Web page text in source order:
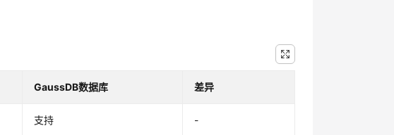
GaussDB数据库 差异
支持 -